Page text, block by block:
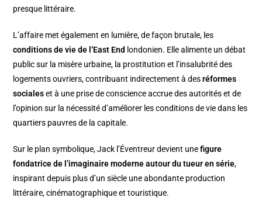
presque littéraire.
L’affaire met également en lumière, de façon brutale, les
conditions de vie de l’East End londonien. Elle alimente un débat
public sur la misère urbaine, la prostitution et l’insalubrité des
logements ouvriers, contribuant indirectement à desréformes
socialeset à une prise de conscience accrue des autorités et de
l’opinion sur la nécessité d’améliorer les conditions de vie dans les
quartiers pauvres de la capitale.
Sur le plan symbolique, Jack l’Éventreur devient unefigure
fondatrice de l’imaginaire moderne autour du tueur en série,
inspirant depuis plus d’un siècle une abondante production
littéraire, cinématographique et touristique.